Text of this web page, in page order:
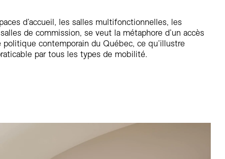
d’accueil, les salles multifonctionnelles, les
de commission, se veut la métaphore d’un accès
contemporain du Québec, ce qu’illustre
par tous les types de mobilité.